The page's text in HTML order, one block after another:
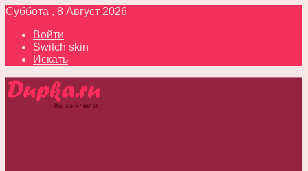
Суббота , 8 Август 2026
Войти
Switch skin
Искать